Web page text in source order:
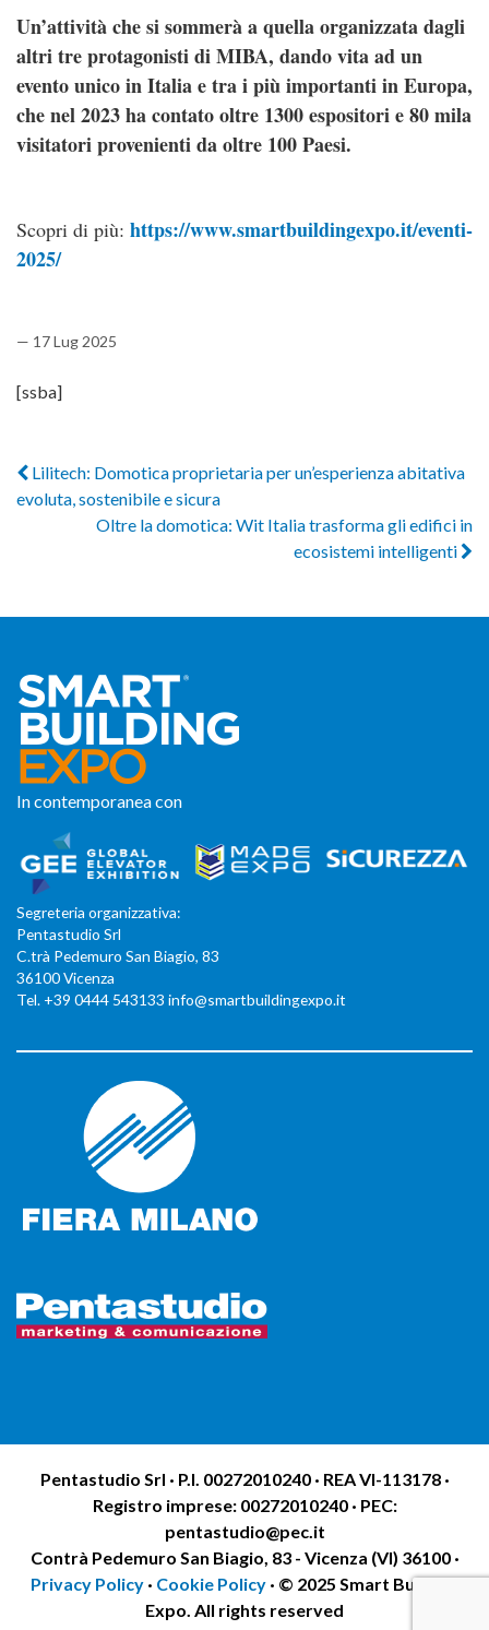
Un’attività che si sommerà a quella organizzata dagli
altri tre protagonisti di MIBA, dando vita ad un
evento unico in Italia e tra i più importanti in Europa,
che nel 2023 ha contato oltre 1300 espositori e 80 mila
visitatori provenienti da oltre 100 Paesi.
Scopri di più: https://www.smartbuildingexpo.it/eventi-
2025/
— 17 Lug 2025
[ssba]
Lilitech: Domotica proprietaria per un’esperienza abitativa
evoluta, sostenibile e sicura
Oltre la domotica: Wit Italia trasforma gli edifici in
ecosistemi intelligenti
In contemporanea con
Segreteria organizzativa:
Pentastudio Srl
C.trà Pedemuro San Biagio, 83
36100 Vicenza
Tel. +39 0444 543133 info@smartbuildingexpo.it
Pentastudio Srl · P.I. 00272010240 · REA VI-113178 ·
Registro imprese: 00272010240 · PEC:
pentastudio@pec.it
Contrà Pedemuro San Biagio, 83 - Vicenza (VI) 36100 ·
Privacy Policy · Cookie Policy · © 2025 Smart Building
Expo. All rights reserved